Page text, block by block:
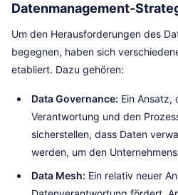
Datenmanagement-
Um den Herausforderungen des
begegnen, haben sich
etabliert. Dazu gehören:
Data Governance: Ein Ansatz,
Verantwortung und den
sicherstellen, dass Daten
werden, um den
Data Mesh: Ein relativ neuer